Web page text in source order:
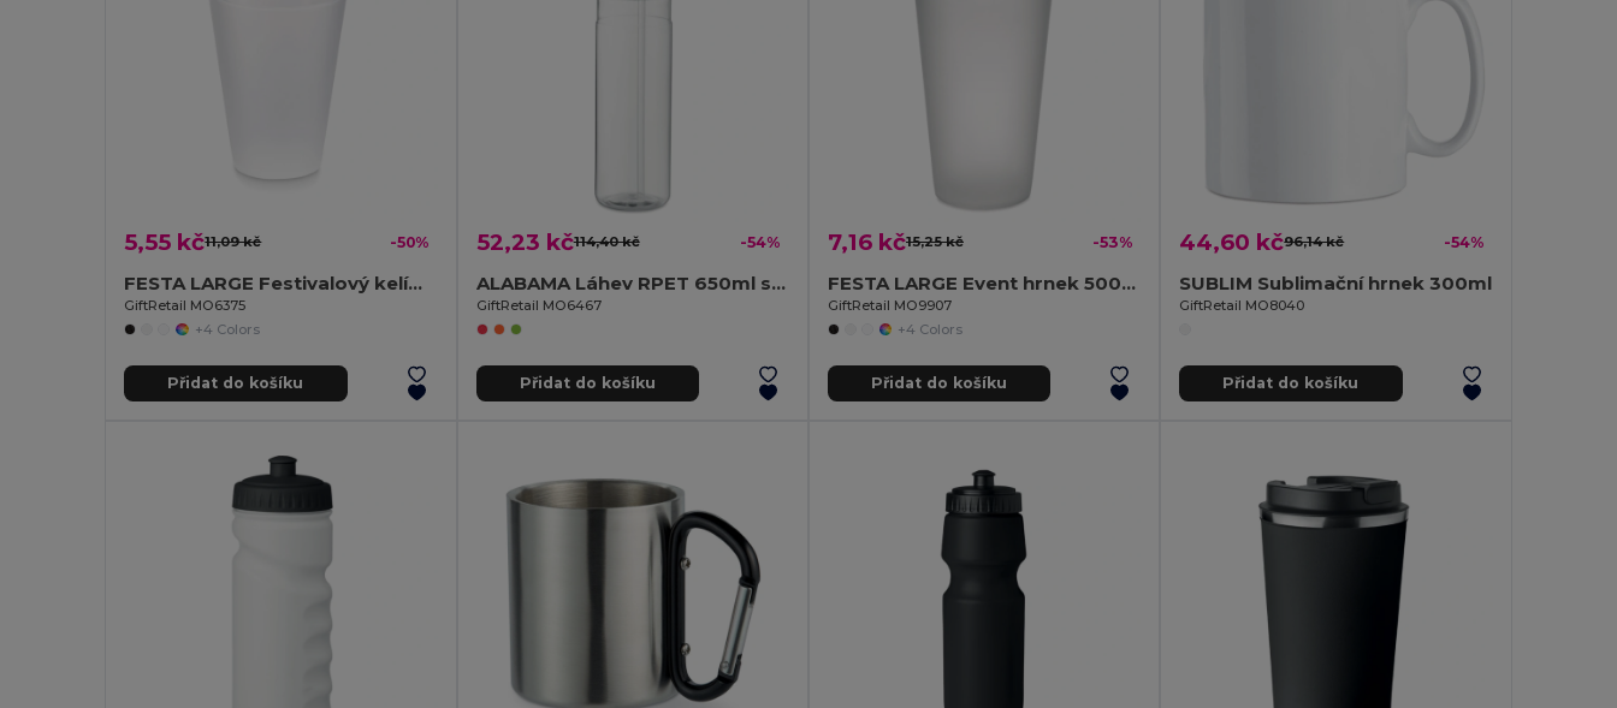
5,55 kč11,09 kč -50%
FESTA LARGE Festivalový kelímek 300ml
GiftRetail MO6375
+4 Colors
Přidat do košíku
52,23 kč114,40 kč -54%
ALABAMA Láhev RPET 650ml s brčkem
GiftRetail MO6467
Přidat do košíku
7,16 kč15,25 kč -53%
FESTA LARGE Event hrnek 500ml
GiftRetail MO9907
+4 Colors
Přidat do košíku
44,60 kč96,14 kč -54%
SUBLIM Sublimační hrnek 300ml
GiftRetail MO8040
Přidat do košíku